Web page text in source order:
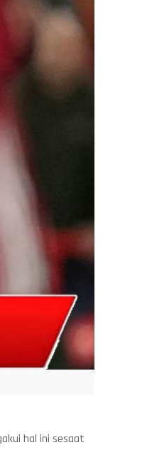
hal ini sesaat